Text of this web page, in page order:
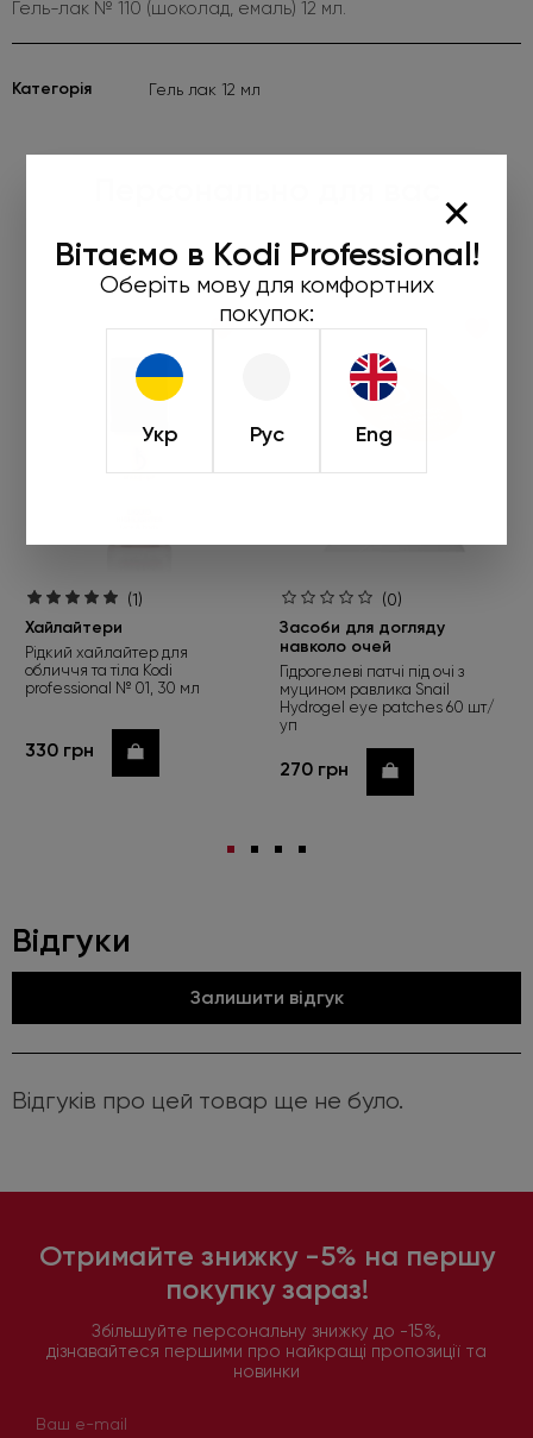
×
Вітаємо в Kodi Professional!
Оберіть мову для комфортних
покупок:
Укр Рус Eng
Гель-лак № 110 (шоколад, емаль) 12 мл.
Категорія Гель лак 12 мл
(1)
Хайлайтери
Рідкий хайлайтер для
обличчя та тіла Kodi
professional № 01, 30 мл
330 грн Купити
(0)
Засоби для догляду
навколо очей
Гідрогелеві патчі під очі з
муцином равлика Snail
Hydrogel eye patches 60 шт/
уп
270 грн Купити
Відгуки
Залишити відгук
Відгуків про цей товар ще не було.
Отримайте знижку -5% на першу
покупку зараз!
Збільшуйте персональну знижку до -15%,
дізнавайтеся першими про найкращі пропозиції та
новинки